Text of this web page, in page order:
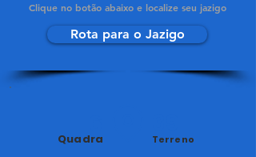
Clique no botão abaixo e localize seu jazigo
Rota para o Jazigo
Quadra Terreno